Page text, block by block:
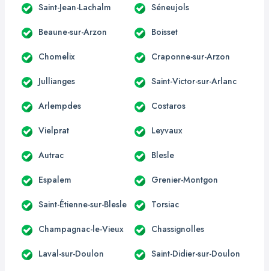
Saint-Jean-Lachalm Séneujols
Beaune-sur-Arzon Boisset
Chomelix Craponne-sur-Arzon
Jullianges Saint-Victor-sur-Arlanc
Arlempdes Costaros
Vielprat Leyvaux
Autrac Blesle
Espalem Grenier-Montgon
Saint-Étienne-sur-Blesle Torsiac
Champagnac-le-Vieux Chassignolles
Laval-sur-Doulon Saint-Didier-sur-Doulon